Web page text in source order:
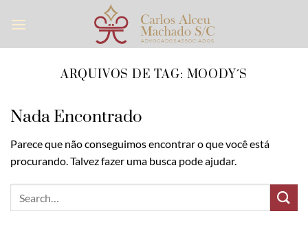
ARQUIVOS DE TAG: MOODY´S
Nada Encontrado
Parece que não conseguimos encontrar o que você está
procurando. Talvez fazer uma busca pode ajudar.